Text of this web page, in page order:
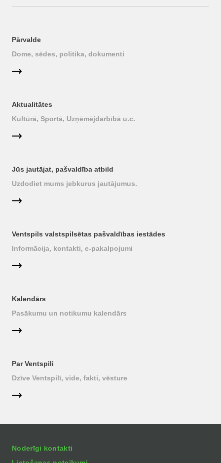
Pārvalde
Dome, sēdes, politika, dokumenti
Aktualitātes
Kultūrā, Sportā, Uzņēmējdarbībā u.c.
Jūs jautājat, pašvaldība atbild
Uzdodiet mums jebkurus jautājumus.
Ventspils valstspilsētas pašvaldības iestādes
Informācija, kontakti, e-pakalpojumi
Kalendārs
Pasākumu un notikumu kalendārs
Par Ventspili
Dzīve Ventspilī, vide, fakti, vēsture
Noderīgi kontakti